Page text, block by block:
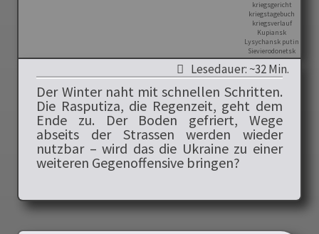
Lesedauer: ~32 Min.
Der Winter naht mit schnellen Schritten.
Die Rasputiza, die Regenzeit, geht dem
Ende zu. Der Boden gefriert, Wege
abseits der Strassen werden wieder
nutzbar – wird das die Ukraine zu einer
weiteren Gegenoffensive bringen?